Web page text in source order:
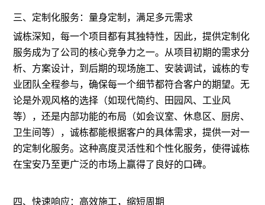
三、定制化服务：量身定制，满足多元需求
诚栋深知，每一个项目都有其独特性，因此，提供定制化
服务成为了公司的核心竞争力之一。从项目初期的需求分
析、方案设计，到后期的现场施工、安装调试，诚栋的专
业团队全程参与，确保每一个细节都符合客户的期望。无
论是外观风格的选择（如现代简约、田园风、工业风
等），还是内部功能的布局（如会议室、休息区、厨房、
卫生间等），诚栋都能根据客户的具体需求，提供一对一
的定制化服务。这种高度灵活性和个性化服务，使得诚栋
在宝安乃至更广泛的市场上赢得了良好的口碑。
四、快速响应：高效施工，缩短周期